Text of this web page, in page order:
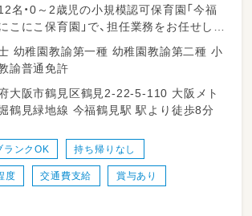
名・0～2歳児の小規模認可保育園「今福
こにこ保育園」で、担任業務をお任せしま
歳児の担任業務（日々の保育計画・記録）
者対応、連絡帳など（記録はICT化でPC
負担少なめ）
流れ（例）＞
・7:30～ 順次登園・自由遊び
二種 小
諭普通免許
大阪市鶴見区鶴見2-22-5-110 大阪メト
鶴見緑地線 今福鶴見駅 駅より徒歩8分
ランクOK 持ち帰りなし
度 交通費支給 賞与あり